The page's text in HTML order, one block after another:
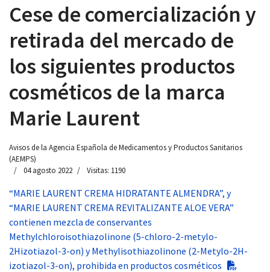
Cese de comercialización y
retirada del mercado de
los siguientes productos
cosméticos de la marca
Marie Laurent
Avisos de la Agencia Española de Medicamentos y Productos Sanitarios
(AEMPS)
04 agosto 2022
Visitas: 1190
“MARIE LAURENT CREMA HIDRATANTE ALMENDRA”, y
“MARIE LAURENT CREMA REVITALIZANTE ALOE VERA”
contienen mezcla de conservantes
Methylchloroisothiazolinone (5-chloro-2-metylo-
2Hizotiazol-3-on) y Methylisothiazolinone (2-Metylo-2H-
izotiazol-3-on), prohibida en productos cosméticos